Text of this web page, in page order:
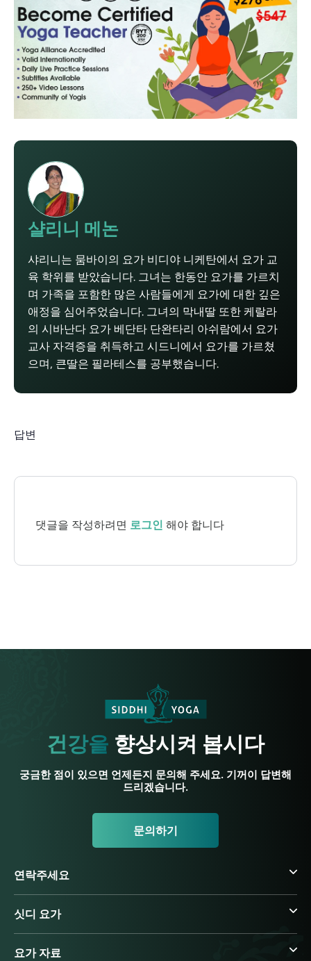
샬리니 메논
샤리니는 뭄바이의 요가 비디야 니케탄에서 요가 교
육 학위를 받았습니다. 그녀는 한동안 요가를 가르치
며 가족을 포함한 많은 사람들에게 요가에 대한 깊은
애정을 심어주었습니다. 그녀의 막내딸 또한 케랄라
의 시바난다 요가 베단타 단완타리 아쉬람에서 요가
교사 자격증을 취득하고 시드니에서 요가를 가르쳤
으며, 큰딸은 필라테스를 공부했습니다.
답변
댓글을 작성하려면 로그인 해야 합니다
건강을 향상시켜 봅시다
궁금한 점이 있으면 언제든지 문의해 주세요. 기꺼이 답변해
드리겠습니다.
문의하기
연락주세요
싯디 요가
요가 자료